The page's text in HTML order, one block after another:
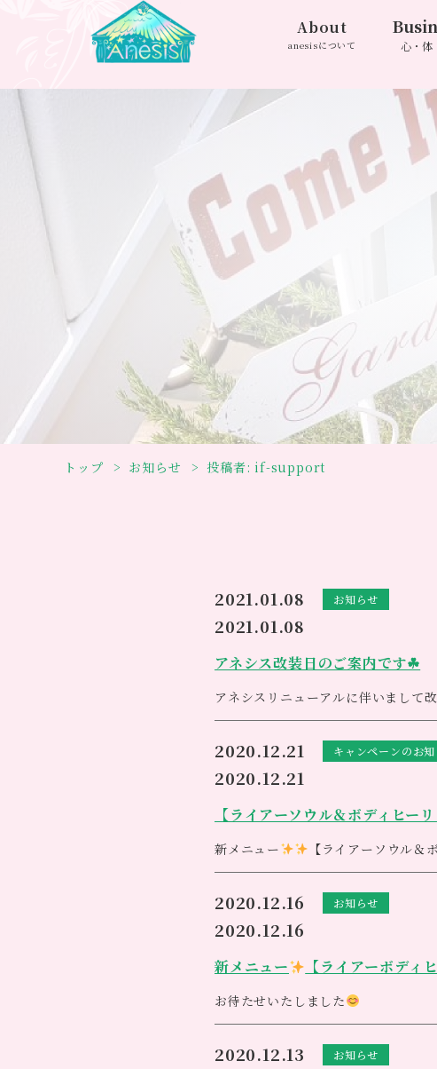
About
anesisについて 心・体
トップ お知らせ 投稿者: if-support
2021.01.08 お知らせ
2021.01.08
アネシス改装日のご案内です☘
アネシスリニューアルに伴いまして
※但し、２４日はセッション等ご予
皆様にはご不便をお掛け致しますが
更に素敵なお店に生まれ変わります
2020.12.21 キャンペーンのお
2020.12.21
【ライアーソウル＆ボディヒー
新メニュー 【ライアーソウル＆
2020.12.16 お知らせ
2020.12.16
新メニュー 【ライアーボディ
お待たせいたしました
これから新しく始まるスペシャルな
ボディケアや、モルフォセラピーと
2020.12.13 お知らせ